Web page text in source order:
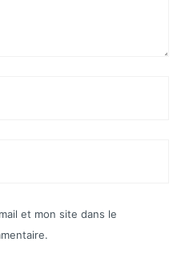
et mon site dans le